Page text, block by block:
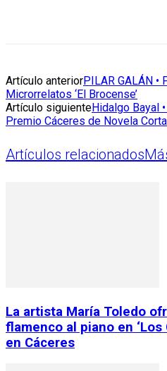
Artículo anteriorPILAR GALÁN •
Microrrelatos ‘El Brocense’
Artículo siguienteHidalgo Bayal
Premio Cáceres de Novela Corta
Artículos relacionados
La artista María Toledo
flamenco al piano en
en Cáceres